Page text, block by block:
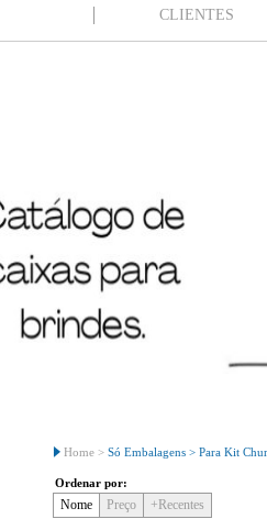
CLIENTES
Home > Só Embalagens > Para Kit
Ordenar por:
Nome Preço +Recentes